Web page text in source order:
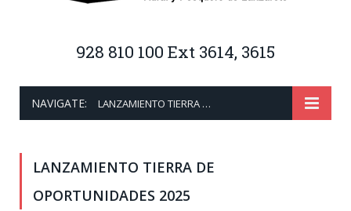
928 810 100 Ext 3614, 3615
NAVIGATE: LANZAMIENTO TIERRA DE OPORTUNIDADES 2025
LANZAMIENTO TIERRA DE
OPORTUNIDADES 2025